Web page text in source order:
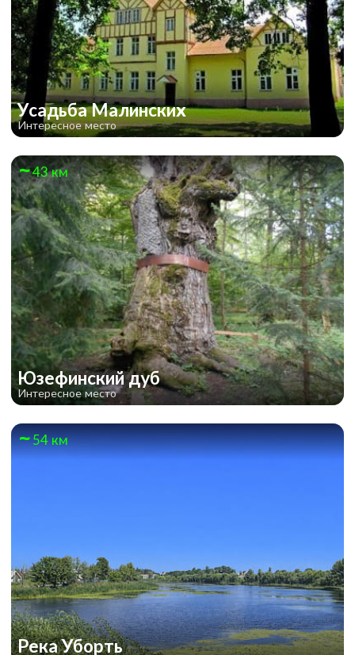
Усадьба Малинских
Интересное место
43 км
Юзефинский дуб
Интересное место
54 км
Река Уборть